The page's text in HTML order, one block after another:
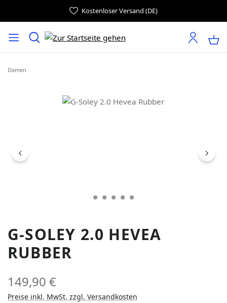
Kostenloser Versand (DE)
Damen
Bildergalerie überspringen
G-SOLEY 2.0 HEVEA
RUBBER
149,90 €
Preise inkl. MwSt. zzgl. Versandkosten